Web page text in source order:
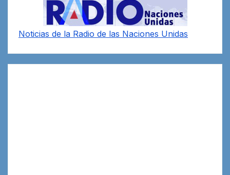
Noticias de la Radio de las Naciones Unidas